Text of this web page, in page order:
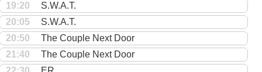
19:20
S.W.A.T.
20:05
S.W.A.T.
20:50
The Couple Next Door
21:40
The Couple Next Door